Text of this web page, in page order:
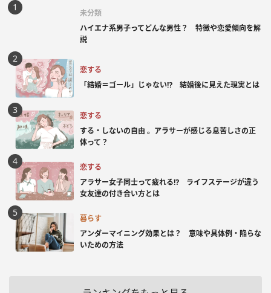
未分類
ハイエナ系男子ってどんな男性？ 特徴や恋愛傾向を解
説
恋する
「結婚＝ゴール」じゃない⁉ 結婚後に見えた現実とは
恋する
する・しないの自由 。アラサーが感じる息苦しさの正
体って？
恋する
アラサー女子同士って疲れる⁉ ライフステージが違う
女友達の付き合い方とは
暮らす
アンダーマイニング効果とは？ 意味や具体例・陥らな
いための方法